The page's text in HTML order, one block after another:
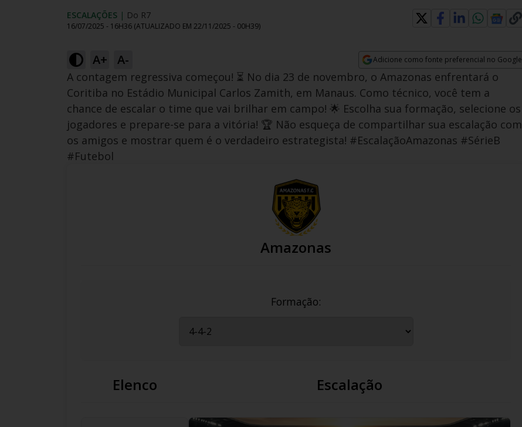
ESCALAÇÕES | Do R7
16/07/2025 - 16H36 (ATUALIZADO EM 22/11/2025 - 00H39)
A+ A- Adicione como fonte preferencial no Google
Opens in new window
A contagem regressiva começou! ⏳ No dia 23 de novembro, o Amazonas enfrentará o
Coritiba no Estádio Municipal Carlos Zamith, em Manaus. Como técnico, você tem a
chance de escalar o time que vai brilhar em campo! 🌟 Escolha sua formação, selecione os
jogadores e prepare-se para a vitória! 🏆 Não esqueça de compartilhar sua escalação com
os amigos e mostrar quem é o verdadeiro estrategista! #EscalaçãoAmazonas #SérieB
#Futebol
Amazonas
Formação:
Elenco Escalação